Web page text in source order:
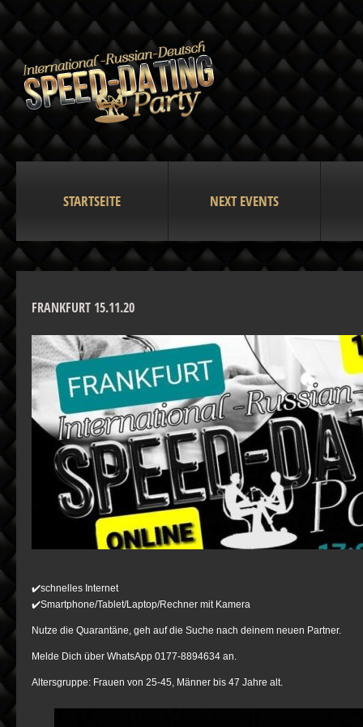
STARTSEITE NEXT EVENTS
FRANKFURT 15.11.20
✔️schnelles Internet
✔️Smartphone/Tablet/Laptop/Rechner mit Kamera
Nutze die Quarantäne, geh auf die Suche nach deinem neuen Partner.
Melde Dich über WhatsApp 0177-8894634 an.
Altersgruppe: Frauen von 25-45, Männer bis 47 Jahre alt.